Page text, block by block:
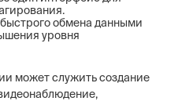
обмена данными
уровня
может служить создание